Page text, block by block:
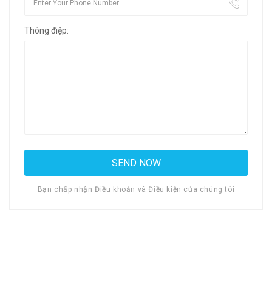
Thông điệp:
Bạn chấp nhận Điều khoản và Điều kiện của chúng tôi